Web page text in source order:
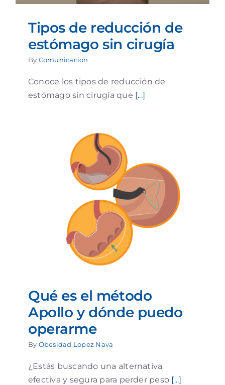
Tipos de reducción de
estómago sin cirugía
By Comunicacion
Conoce los tipos de reducción de
estómago sin cirugía que [...]
Qué es el método
Apollo y dónde puedo
operarme
By Obesidad Lopez Nava
¿Estás buscando una alternativa
efectiva y segura para perder peso [...]